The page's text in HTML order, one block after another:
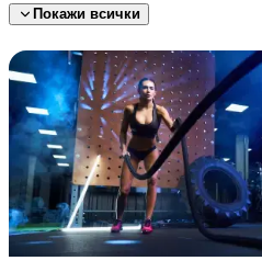
Храни и напиткиНедвижими имоти
Покажи всички